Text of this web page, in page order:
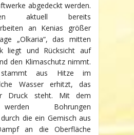
abgedeckt werden.
aktuell bereits
an Kenias größer
„Olkaria“, das mitten
liegt und Rücksicht auf
den Klimaschutz nimmt.
aus Hitze im
Wasser erhitzt, das
Druck steht. Mit dem
Bohrungen
die ein Gemisch aus
an die Oberfläche